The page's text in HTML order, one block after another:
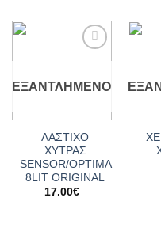
ΕΞΑΝΤΛΗΜΈΝΟ
ΛΑΣΤΙΧΟ
ΧΥΤΡΑΣ
SENSOR/OPTIMA
8LIT ORIGINAL
17.00€